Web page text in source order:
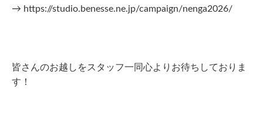
→ https://studio.benesse.ne.jp/campaign/nenga2026/
皆さんのお越しをスタッフ一同心よりお待ちしておりま
す！